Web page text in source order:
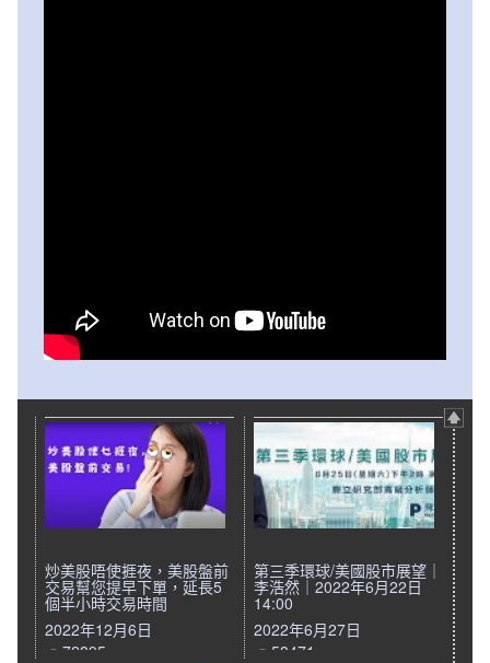
炒美股唔使捱夜，美股盤前
交易幫您提早下單，延長5
個半小時交易時間
2022年12月6日
72895
第三季環球/美國股市展望｜
李浩然｜2022年6月22日
14:00
2022年6月27日
58471